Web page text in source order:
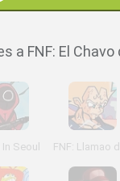
a FNF: El Chavo
Seoul